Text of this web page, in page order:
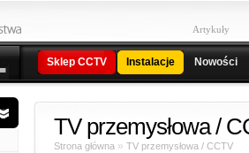
Artykuły
Sklep CCTV Instalacje Nowości
TV przemysłowa /
Strona główna » TV przemysłowa / CCTV